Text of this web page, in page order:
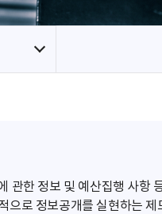
관한 정보 및 예산집행 사항
로 정보공개를 실현하는 제